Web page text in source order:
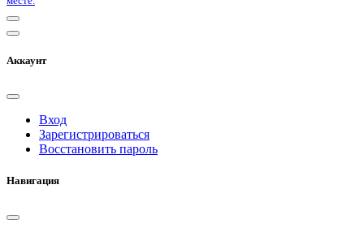
Аккаунт
Вход
Зарегистрироваться
Восстановить пароль
Навигация